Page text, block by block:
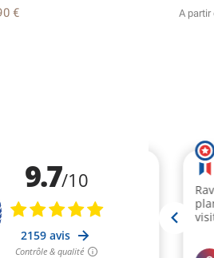
€ A partir